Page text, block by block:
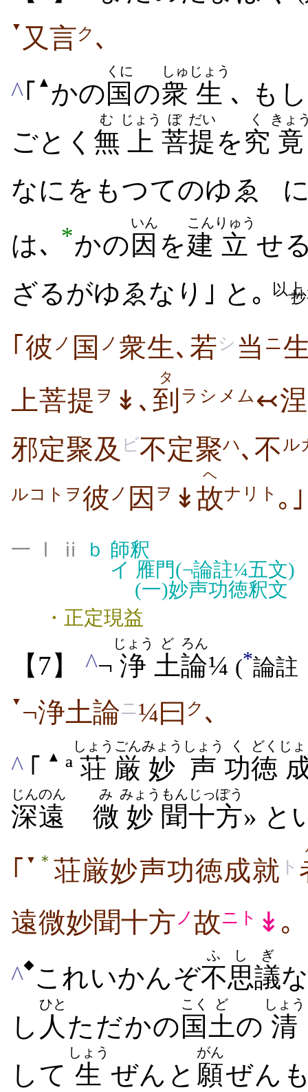
▼ 又言ク ､
^｢ ▲ かの国
くに
の衆
しゅ
生
じょう
､ も
ごとく 無
む
上
じょう
菩
ぼ
提
だい
を究
く
竟
きょ
なにをもつてのゆゑ
は､ *かの 因
いん
を建
こん
立
りゅう
せ
ざるがゆゑなり｣ と｡
以上
｢彼 ノ 国 ノ 衆生､若シ 当 ニ
上菩提 ヲ ↡､ 到
タ
ラシメム ↢
邪定聚及 ビ不定聚ハ､不 ル
ルコトヲ彼 ノ 因 ヲ ↡故
ヘ
ナリト ｡
一 Ⅰ ⅱ ｂ 師釈
イ 雁門(¬論註¼五文)
(一)妙声功徳釈文
・正定現益
【7】 ^¬ 浄
じょう
土
ど
論
ろん
¼ (*論註
▼ ¬浄土論ニ¼曰 ク ､
^ ｢ ▲ ª 荘
しょう
厳
ごん
妙声
みょうしょう
功
く
徳
どく じ
深遠
じんのん
微
み
妙
みょう
聞
もん
十方
じっぽう
» と
｢ ▼ ＊ 荘厳妙声功徳成就 ト
遠微妙聞十方 ノ 故ニト ↡ ｡
^◆ これいかんぞ不
ふ
思議
しぎ
し 人
ひと
ただかの国
こく
土
ど
の
しょ
して 生
しょう
ぜんと 願
がん
ぜん